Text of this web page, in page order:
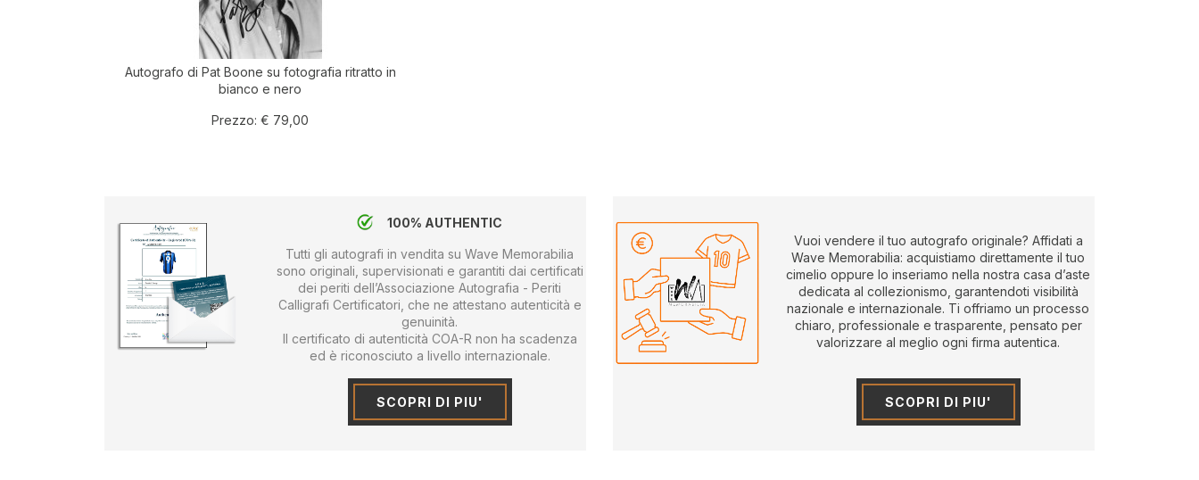
Autografo di Pat Boone su fotografia ritratto in
bianco e nero
Prezzo:€ 79,00
100% AUTHENTIC
Tutti gli autografi in vendita su Wave Memorabilia
sono originali, supervisionati e garantiti dai certificati
dei periti dell’Associazione Autografia - Periti
Calligrafi Certificatori, che ne attestano autenticità e
genuinità.
Il certificato di autenticità COA-R non ha scadenza
ed è riconosciuto a livello internazionale.
SCOPRI DI PIU'
Vuoi vendere il tuo autografo originale? Affidati a
Wave Memorabilia: acquistiamo direttamente il tuo
cimelio oppure lo inseriamo nella nostra casa d’aste
dedicata al collezionismo, garantendoti visibilità
nazionale e internazionale. Ti offriamo un processo
chiaro, professionale e trasparente, pensato per
valorizzare al meglio ogni firma autentica.
SCOPRI DI PIU'